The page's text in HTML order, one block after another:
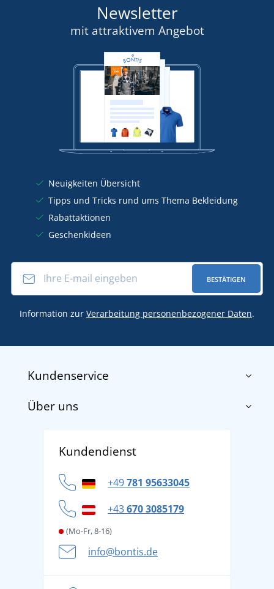
Newsletter
mit attraktivem Angebot
Neuigkeiten Übersicht
Tipps und Tricks rund ums Thema Bekleidung
Rabattaktionen
Geschenkideen
BESTÄTIGEN
Information zur Verarbeitung personenbezogener Daten.
Kundenservice
Impressum
Datenschutz
Cookie-Richtlinie
Über uns
Für Unternehmen und Organisationen
Kundendienst
+49781 95633045
+43670 3085179
(Mo-Fr, 8-16)
info@bontis.de